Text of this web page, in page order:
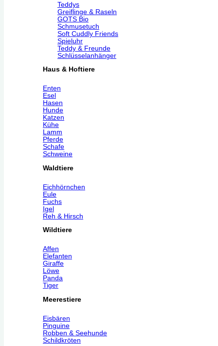
Teddys
Greiflinge & Raseln
GOTS Bio
Schmusetuch
Soft Cuddly Friends
Spieluhr
Teddy & Freunde
Schlüsselanhänger
Haus & Hoftiere
Enten
Esel
Hasen
Hunde
Katzen
Kühe
Lamm
Pferde
Schafe
Schweine
Waldtiere
Eichhörnchen
Eule
Fuchs
Igel
Reh & Hirsch
Wildtiere
Affen
Elefanten
Giraffe
Löwe
Panda
Tiger
Meerestiere
Eisbären
Pinguine
Robben & Seehunde
Schildkröten